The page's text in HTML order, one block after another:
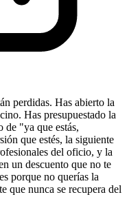
perdidas. Has abierto la
Has presupuestado la
de "ya que estás,
que estés, la siguiente
del oficio, y la
un descuento que no te
porque no querías la
que nunca se recupera del